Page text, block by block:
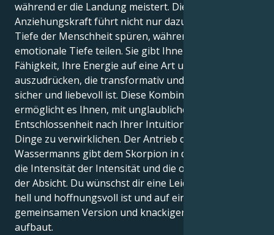
während er die Landung meistert. Diese
Anziehungskraft führt nicht nur dazu, dass Sie die
Tiefe der Menschheit spüren, während Sie
emotionale Tiefe teilen. Sie gibt Ihnen auch die
Fähigkeit, Ihre Energie auf eine Art und Weise
auszudrücken, die transformativ und unglaublich
sicher und liebevoll ist. Diese Kombination
ermöglicht es Ihnen, mit unglaublicher
Entschlossenheit nach Ihrer Intuition zu handeln und
Dinge zu verwirklichen. Der Antrieb des
Wassermanns gibt dem Skorpion in deiner Richtung
die Intensität der Intensität und die oberste Priorität
der Absicht. Du wünschst dir eine Leidenschaft, die
hell und hoffnungsvoll ist und auf einer
gemeinsamen Version und knackigen Beziehungen
aufbaut.